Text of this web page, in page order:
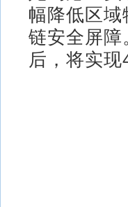
幅降低区
链安全屏
后，将实